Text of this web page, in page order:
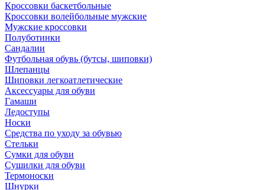
Кроссовки баскетбольные
Кроссовки волейбольные мужские
Мужские кроссовки
Полуботинки
Сандалии
Футбольная обувь (бутсы, шиповки)
Шлепанцы
Шиповки легкоатлетические
Аксессуары для обуви
Гамаши
Ледоступы
Носки
Средства по уходу за обувью
Стельки
Сумки для обуви
Сушилки для обуви
Термоноски
Шнурки